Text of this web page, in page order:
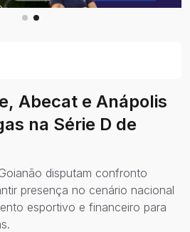
Abecat e Anápolis
na Série D de
disputam confronto
presença no cenário nacional
esportivo e financeiro para